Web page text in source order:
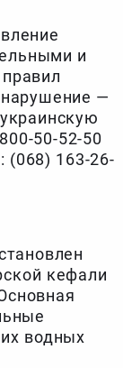
и
—
50-52-50
(068) 163-26-
кефали
водных